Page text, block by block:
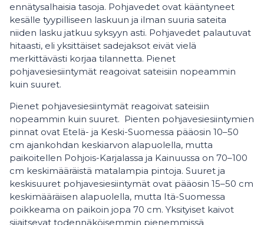
ennätysalhaisia tasoja. Pohjavedet ovat kääntyneet
kesälle tyypilliseen laskuun ja ilman suuria sateita
niiden lasku jatkuu syksyyn asti. Pohjavedet palautuvat
hitaasti, eli yksittäiset sadejaksot eivät vielä
merkittävästi korjaa tilannetta. Pienet
pohjavesiesiintymät reagoivat sateisiin nopeammin
kuin suuret.
Pienet pohjavesiesiintymät reagoivat sateisiin
nopeammin kuin suuret. Pienten pohjavesiesiintymien
pinnat ovat Etelä- ja Keski-Suomessa pääosin 10–50
cm ajankohdan keskiarvon alapuolella, mutta
paikoitellen Pohjois-Karjalassa ja Kainuussa on 70–100
cm keskimääräistä matalampia pintoja. Suuret ja
keskisuuret pohjavesiesiintymät ovat pääosin 15–50 cm
keskimääräisen alapuolella, mutta Itä-Suomessa
poikkeama on paikoin jopa 70 cm. Yksityiset kaivot
sijaitsevat todennäköisemmin pienemmissä